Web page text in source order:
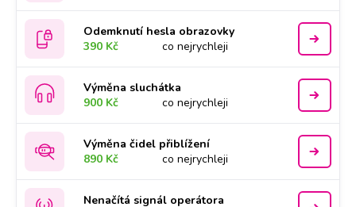
Odemknutí hesla obrazovky
390 Kč
co nejrychleji
Výměna sluchátka
900 Kč
co nejrychleji
Výměna čidel přiblížení
890 Kč
co nejrychleji
Nenačítá signál operátora